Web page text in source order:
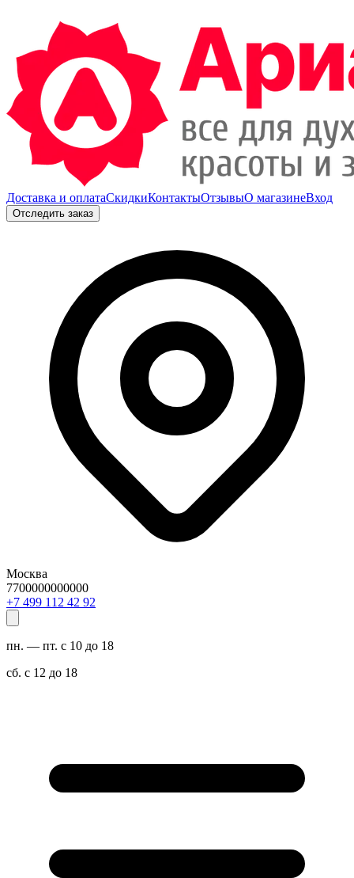
Доставка и оплатаСкидкиКонтактыОтзывыО магазинеВход
Отследить заказ
Москва
7700000000000
29 24 211 994 7+
пн. — пт. с 10 до 18
сб. с 12 до 18